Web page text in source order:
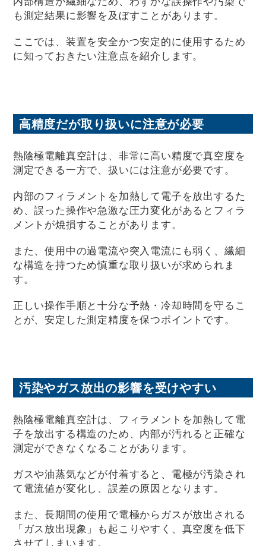
も測定結果に影響を及ぼすことがあります。
ここでは、装置を安全かつ安定的に使用するため
に知っておきたい注意点を紹介します。
高精度だが取り扱いに注意が必要
熱陰極電離真空計は、非常に高い精度で真空度を
測定できる一方で、扱いには注意が必要です。
内部のフィラメントを加熱して電子を放出するた
め、誤った操作や急激な圧力変化があるとフィラ
メントが焼損することがあります。
また、使用中の過電流や突入電流にも弱く、繊細
な構造を持つため慎重な取り扱いが求められま
す。
正しい操作手順と十分な予熱・冷却時間を守るこ
とが、安定した測定精度を保つポイントです。
汚染やガス放出の影響を受けやすい
熱陰極電離真空計は、フィラメントを加熱して電
子を放出する構造のため、内部が汚れると正確な
測定ができなくなることがあります。
ガスや油蒸気などが付着すると、電極が汚染され
て電流値が変化し、誤差の原因となります。
また、長期間の使用で電極からガスが放出される
「ガス放出現象」も起こりやすく、真空度を低下
させてしまいます。